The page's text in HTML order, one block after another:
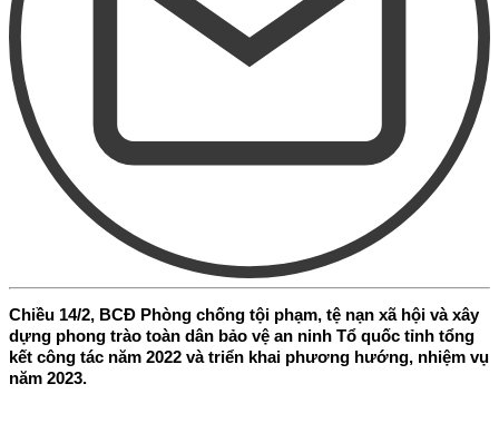
Chiều 14/2, BCĐ Phòng chống tội phạm, tệ nạn xã hội và xây
dựng phong trào toàn dân bảo vệ an ninh Tổ quốc tỉnh tổng
kết công tác năm 2022 và triển khai phương hướng, nhiệm vụ
năm 2023.